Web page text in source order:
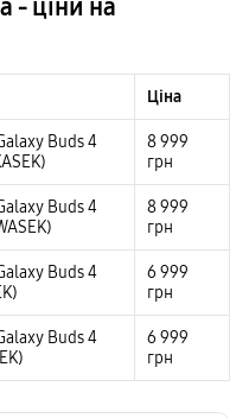
- ціни на
Ціна
Buds 4
8 999
грн
Buds 4
8 999
грн
Buds 4
6 999
грн
Buds 4
6 999
грн